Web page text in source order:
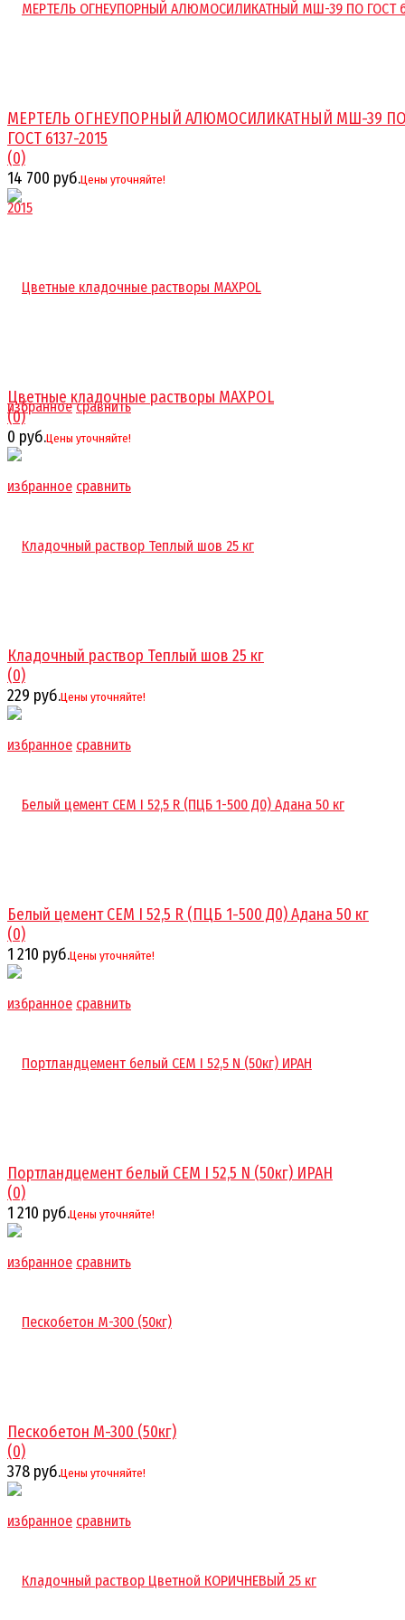
избранное сравнить
МЕРТЕЛЬ ОГНЕУПОРНЫЙ АЛЮМОСИЛИКАТНЫЙ МШ-39
ГОСТ 6137-2015
(0)
14 700 руб.Цены уточняйте!
избранное сравнить
Цветные кладочные растворы MAXPOL
(0)
0 руб.Цены уточняйте!
избранное сравнить
Кладочный раствор Теплый шов 25 кг
(0)
229 руб.Цены уточняйте!
избранное сравнить
Белый цемент CEM I 52,5 R (ПЦБ 1-500 Д0) Адана 50 кг
(0)
1 210 руб.Цены уточняйте!
избранное сравнить
Портландцемент белый CEM I 52,5 N (50кг) ИРАН
(0)
1 210 руб.Цены уточняйте!
избранное сравнить
Пескобетон М-300 (50кг)
(0)
378 руб.Цены уточняйте!